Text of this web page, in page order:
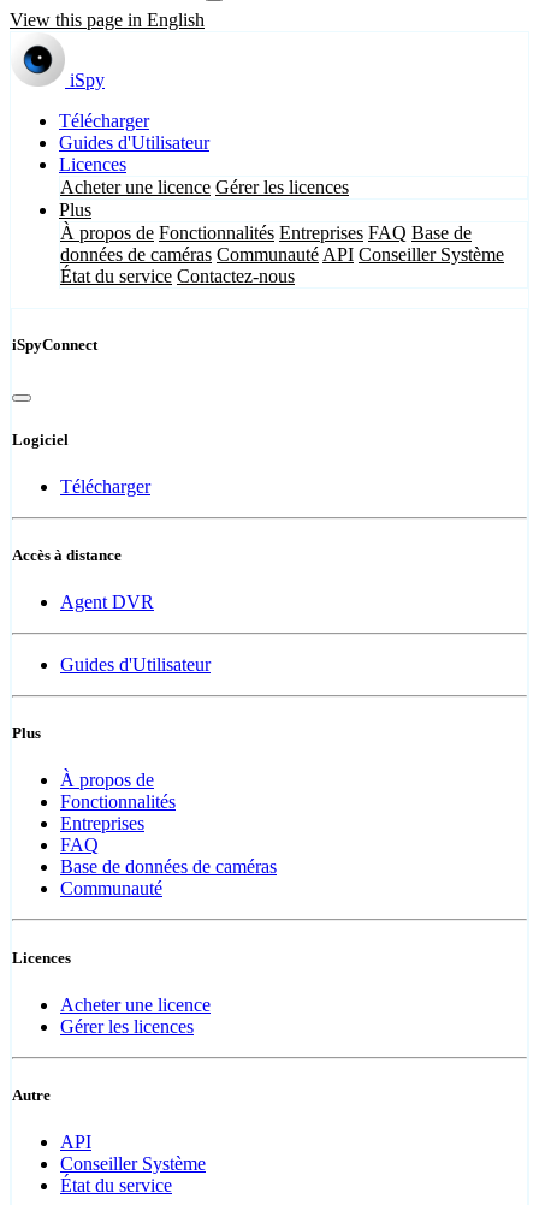
View this page in English
iSpy
Télécharger
Guides d'Utilisateur
Licences
Acheter une licence Gérer les licences
Plus
À propos de Fonctionnalités Entreprises FAQ Base de
données de caméras Communauté API Conseiller Système
État du service Contactez-nous
iSpyConnect
Logiciel
Télécharger
Accès à distance
Agent DVR
Guides d'Utilisateur
Plus
À propos de
Fonctionnalités
Entreprises
FAQ
Base de données de caméras
Communauté
Licences
Acheter une licence
Gérer les licences
Autre
API
Conseiller Système
État du service